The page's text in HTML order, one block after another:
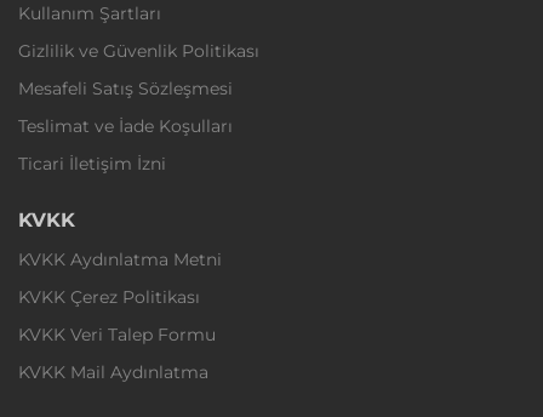
Kullanım Şartları
Gizlilik ve Güvenlik Politikası
Mesafeli Satış Sözleşmesi
Teslimat ve İade Koşulları
Ticari İletişim İzni
KVKK
KVKK Aydınlatma Metni
KVKK Çerez Politikası
KVKK Veri Talep Formu
KVKK Mail Aydınlatma